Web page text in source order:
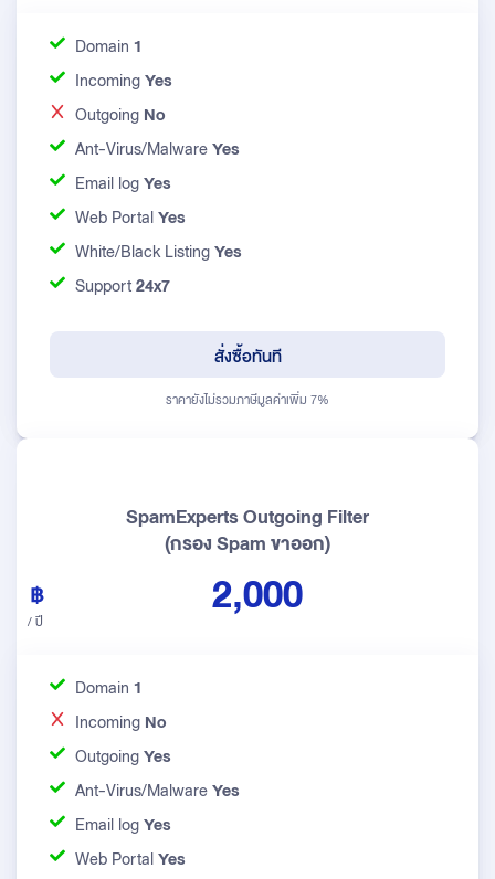
Domain 1
IncomingYes
Outgoing No
Ant-Virus/MalwareYes
Email logYes
Web PortalYes
White/Black ListingYes
Support24x7
สั่งซื้อทันที
ราคายังไม่รวมภาษีมูลค่าเพิ่ม 7%
SpamExperts Outgoing Filter
(กรอง Spam ขาออก)
2,000
/ ปี
Domain 1
Incoming No
OutgoingYes
Ant-Virus/MalwareYes
Email logYes
Web PortalYes